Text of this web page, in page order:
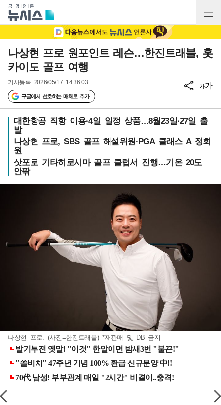
나상현 프로 원포인트 레슨…한진트래블, 홋
카이도 골프 여행
기사등록 2026/05/17 14:36:03
구글에서 선호하는 매체로 추가
가가
대한항공 직항 이용·4일 일정 상품…8월23일·27일 출
발
나상현 프로, SBS 골프 해설위원·PGA 클래스 A 정회
원
삿포로 기타히로시마 골프 클럽서 진행…기온 20도
안팎
나상현 프로. (사진=한진트래블) *재판매 및 DB 금지